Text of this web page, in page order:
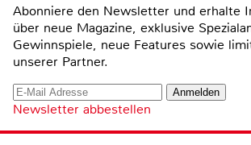
Abonniere den Newsletter und erhalte
über neue Magazine, exklusive
Gewinnspiele, neue Features sowie
unserer Partner.
Newsletter abbestellen